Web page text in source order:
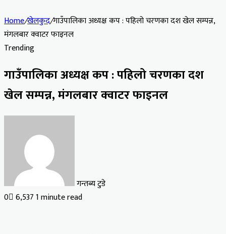
Home/खेलकुद/गाउँपालिका अध्यक्ष कप : पहिलो चरणका दश खेल सम्पन्न,
मंगलबार क्वाटर फाइनल
Trending
गाउँपालिका अध्यक्ष कप : पहिलो चरणका दश
खेल सम्पन्न, मंगलबार क्वाटर फाइनल
गन्तब्य टुडे
0 6,5371 minute read